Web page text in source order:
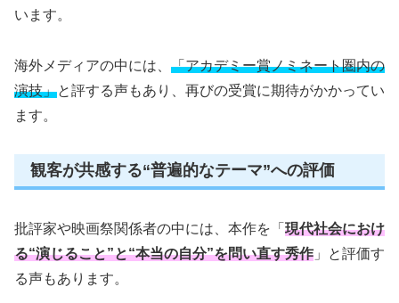
います。
海外メディアの中には、 「アカデミー賞ノミネート圏内の
演技」と評する声もあり、再びの受賞に期待がかかってい
ます。
観客が共感する“普遍的なテーマ”への評価
批評家や映画祭関係者の中には、本作を「 現代社会におけ
る“演じること”と“本当の自分”を問い直す秀作 」と評価す
る声もあります。